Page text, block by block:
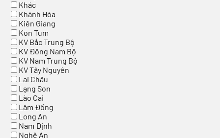
Khác
Khánh Hòa
Kiên Giang
Kon Tum
KV Bắc Trung Bộ
KV Đông Nam Bộ
KV Nam Trung Bộ
KV Tây Nguyên
Lai Châu
Lạng Sơn
Lào Cai
Lâm Đồng
Long An
Nam Định
Nghệ An